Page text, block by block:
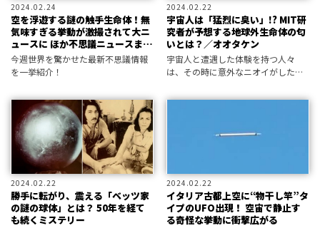
2024.02.24
空を浮遊する謎の触手生命体！無
気味すぎる挙動が激撮されて大ニ
ュースに ほか不思議ニュースまと
め／web MU HOT PRESS
今週世界を驚かせた最新不思議情報
を一挙紹介！
2024.02.22
宇宙人は「猛烈に臭い」!? MIT研
究者が予想する地球外生命体の匂
いとは？／オオタケン
宇宙人と遭遇した体験を持つ人々
は、その時に意外なニオイがしたと
香りがするのか、科学的な分析結果
2024.02.22
勝手に転がり、震える「ベッツ家
の謎の球体」とは？ 50年を経て
も続くミステリー
2024.02.22
イタリア古都上空に“物干し竿”タ
イプのUFO出現！ 空宙で静止す
る奇怪な挙動に衝撃広がる